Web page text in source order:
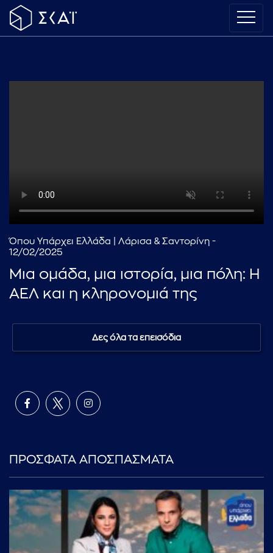
Όπου Υπάρχει Ελλάδα | Λάρισα & Σαντορίνη -
12/02/2025
Μια ομάδα, μια ιστορία, μια πόλη: Η
ΑΕΛ και η κληρονομιά της
Δες όλα τα επεισόδια
ΠΡΟΣΦΑΤΑ ΑΠΟΣΠΑΣΜΑΤΑ